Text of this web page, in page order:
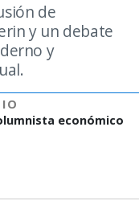
de
y un debate
y
económico